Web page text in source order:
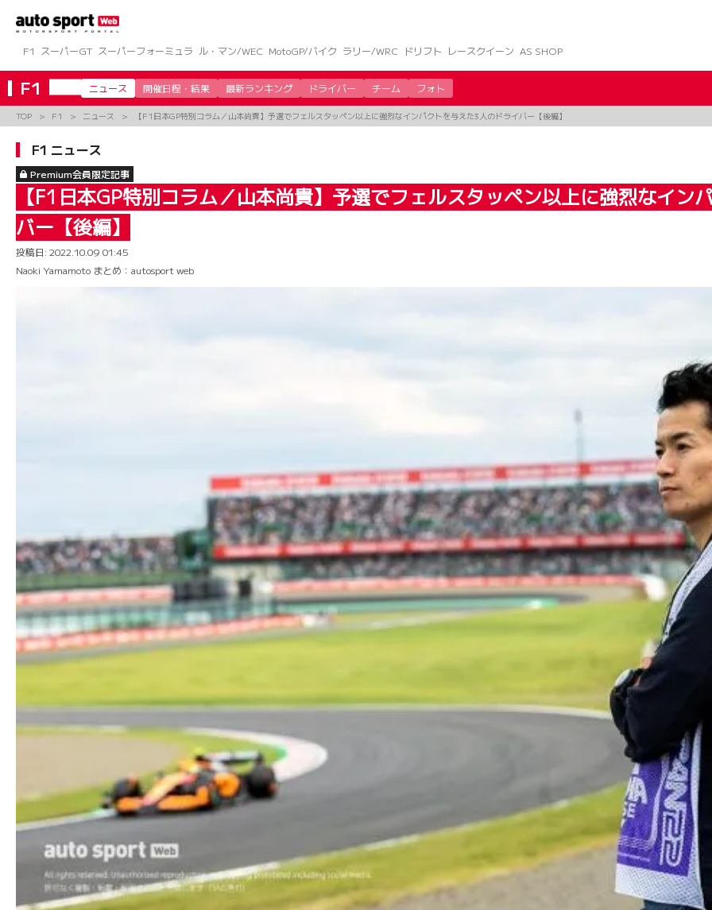
ツ
へ
ス
キ
ッ
F1 スーパーGT スーパーフォーミュラ ル・マン/WEC MotoGP/バイク ラリー/WRC ドリフト レースクイーン AS SHOP
F1 ニュース 開催日程・結果 最新ランキング ドライバー チーム フォト
TOP F1 ニュース 【F1日本GP特別コラム／山本尚貴】予選でフェルスタッペン以上に強烈なインパクトを与えた3人のドライバー【後編】
F1 ニュース
Premium会員限定記事
【F1日本GP特別コラム／山本尚貴】予選でフェルスタッペン以上に強烈なイン
バー【後編】
投稿日: 2022.10.09 01:45
Naoki Yamamoto まとめ：autosport web